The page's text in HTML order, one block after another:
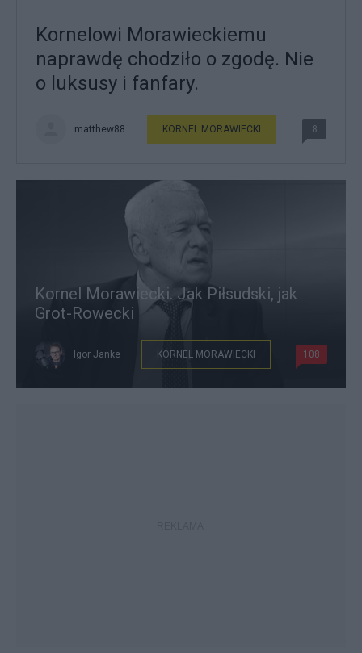
Kornelowi Morawieckiemu
naprawdę chodziło o zgodę. Nie
o luksusy i fanfary.
matthew88 KORNEL MORAWIECKI 8
Kornel Morawiecki. Jak Piłsudski, jak
Grot-Rowecki
Igor Janke KORNEL MORAWIECKI 108